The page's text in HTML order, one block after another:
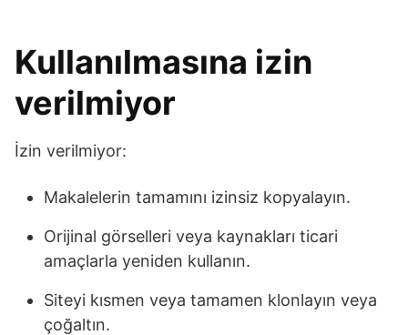
Kullanılmasına izin
verilmiyor
İzin verilmiyor:
Makalelerin tamamını izinsiz kopyalayın.
Orijinal görselleri veya kaynakları ticari
amaçlarla yeniden kullanın.
Siteyi kısmen veya tamamen klonlayın veya
çoğaltın.